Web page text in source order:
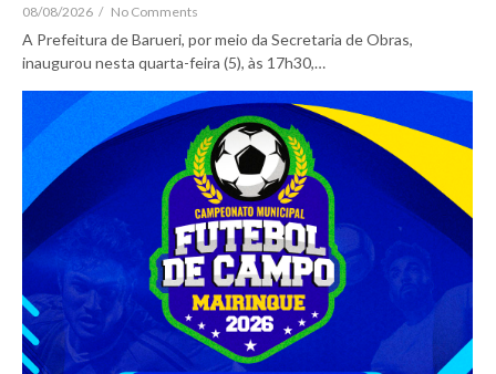
08/08/2026 / No Comments
A Prefeitura de Barueri, por meio da Secretaria de Obras,
inaugurou nesta quarta-feira (5), às 17h30,…